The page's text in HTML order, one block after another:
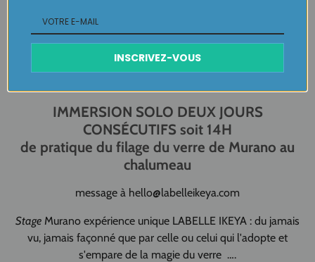
du Verre soit un périple de 14 heures
avec Pascal, le perlier d'art maison.
POUR INFO et RENSEIGNEMENTS PRATIQUES pour
IMMERSION SOLO DEUX JOURS
CONSÉCUTIFS soit 14H
de pratique du filage du verre de Murano au
chalumeau
message à hello@labelleikeya.com
Stage Murano expérience unique LABELLE IKEYA : du jamais
vu, jamais façonné que par celle ou celui qui l'adopte et
s'empare de la magie du verre ….
INSCRIVEZ-VOUS